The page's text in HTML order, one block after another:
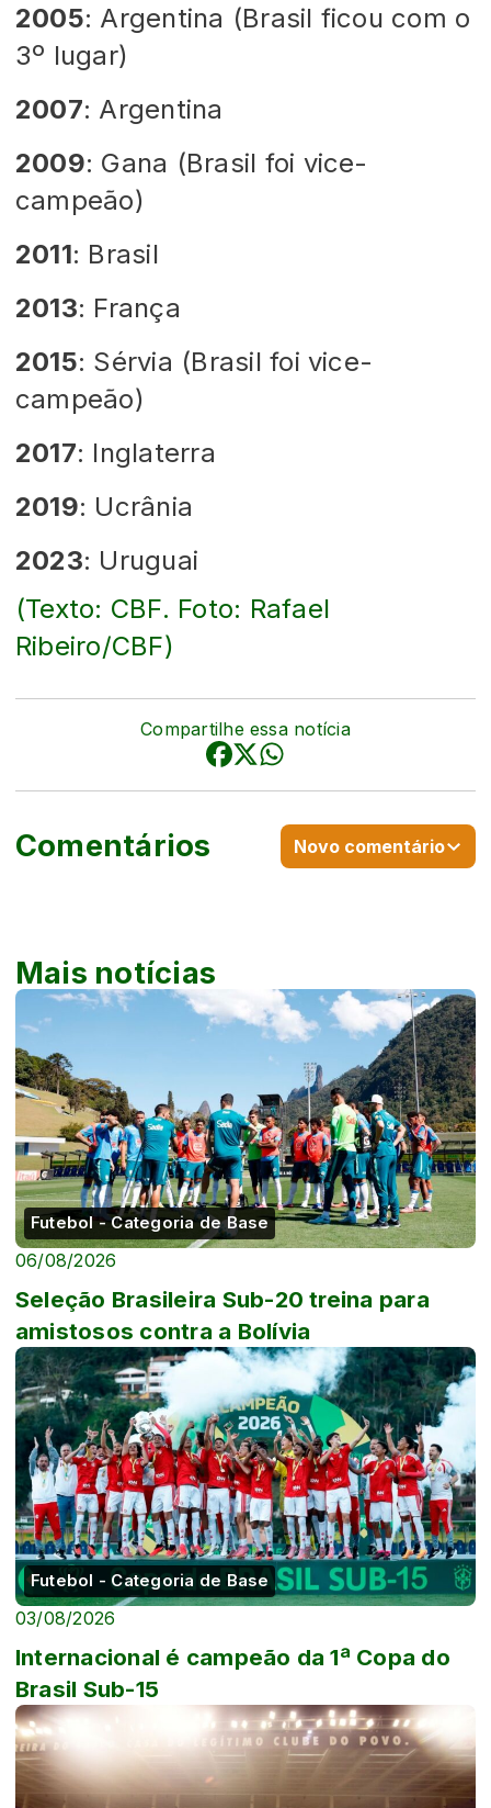
2005: Argentina (Brasil ficou com o
3º lugar)
2007: Argentina
2009: Gana (Brasil foi vice-
campeão)
2011: Brasil
2013: França
2015: Sérvia (Brasil foi vice-
campeão)
2017: Inglaterra
2019: Ucrânia
2023: Uruguai
(Texto: CBF. Foto: Rafael
Ribeiro/CBF)
Compartilhe essa notícia
Comentários Novo comentário
Mais notícias
Futebol - Categoria de Base
06/08/2026
Seleção Brasileira Sub-20 treina para
amistosos contra a Bolívia
Futebol - Categoria de Base
03/08/2026
Internacional é campeão da 1ª Copa do
Brasil Sub-15